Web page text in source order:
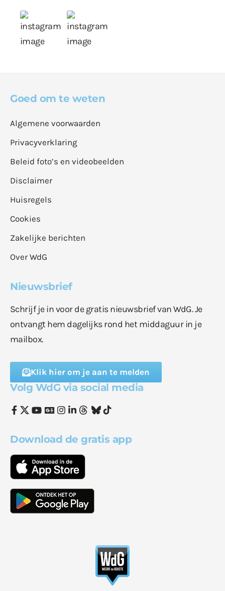
Goed om te weten
Algemene voorwaarden
Privacyverklaring
Beleid foto’s en videobeelden
Disclaimer
Huisregels
Cookies
Zakelijke berichten
Over WdG
Nieuwsbrief
Schrijf je in voor de gratis nieuwsbrief van WdG. Je
ontvangt hem dagelijks rond het middaguur in je
mailbox.
Klik hier om je aan te melden
Volg WdG via social media
Download de gratis app